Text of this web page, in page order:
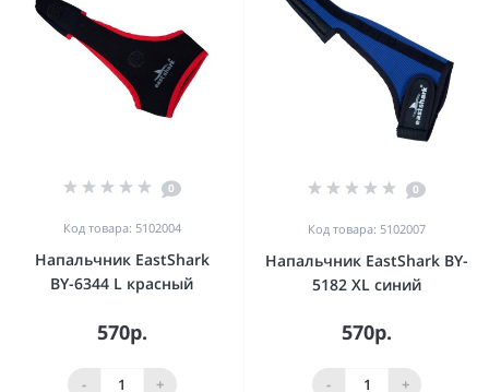
0
Код товара: 5102004
Напальчник EastShark
BY-6344 L красный
570р.
- +
0
Код товара: 5102007
Напальчник EastShark BY-
5182 XL синий
570р.
- +